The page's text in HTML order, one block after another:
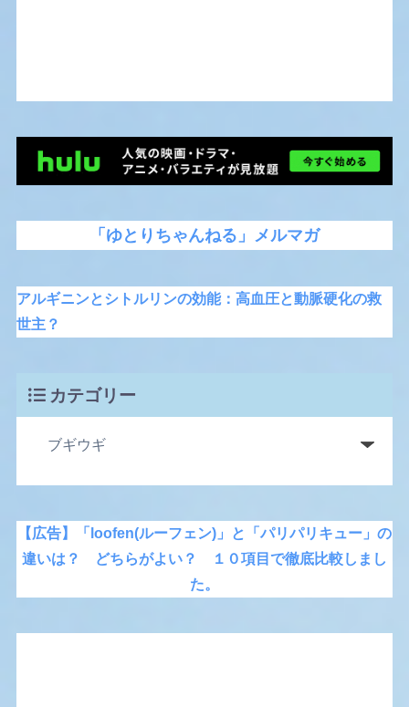
「ゆとりちゃんねる」メルマガ
アルギニンとシトルリンの効能：高血圧と動脈硬化の救
世主？
カテゴリー
【広告】「loofen(ルーフェン)」と「パリパリキュー」の
違いは？ どちらがよい？ １０項目で徹底比較しまし
た。